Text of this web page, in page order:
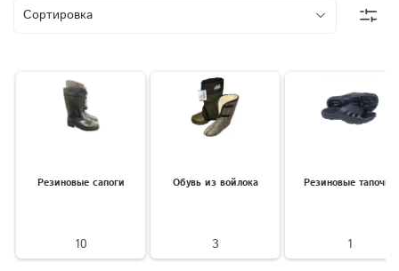
Резиновые сапоги
10
Обувь из войлока
3
Резиновые тапочки
1